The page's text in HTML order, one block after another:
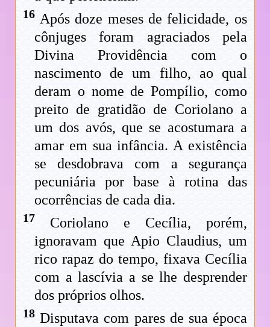
16 Após doze meses de felicidade, os
cônjuges foram agraciados pela
Divina Providência com o
nascimento de um filho, ao qual
deram o nome de Pompílio, como
preito de gratidão de Coriolano a
um dos avós, que se acostumara a
amar em sua infância. A existência
se desdobrava com a segurança
pecuniária por base à rotina das
ocorrências de cada dia.
17 Coriolano e Cecília, porém,
ignoravam que Apio Claudius, um
rico rapaz do tempo, fixava Cecília
com a lascívia a se lhe desprender
dos próprios olhos.
18 Disputava com pares de sua época